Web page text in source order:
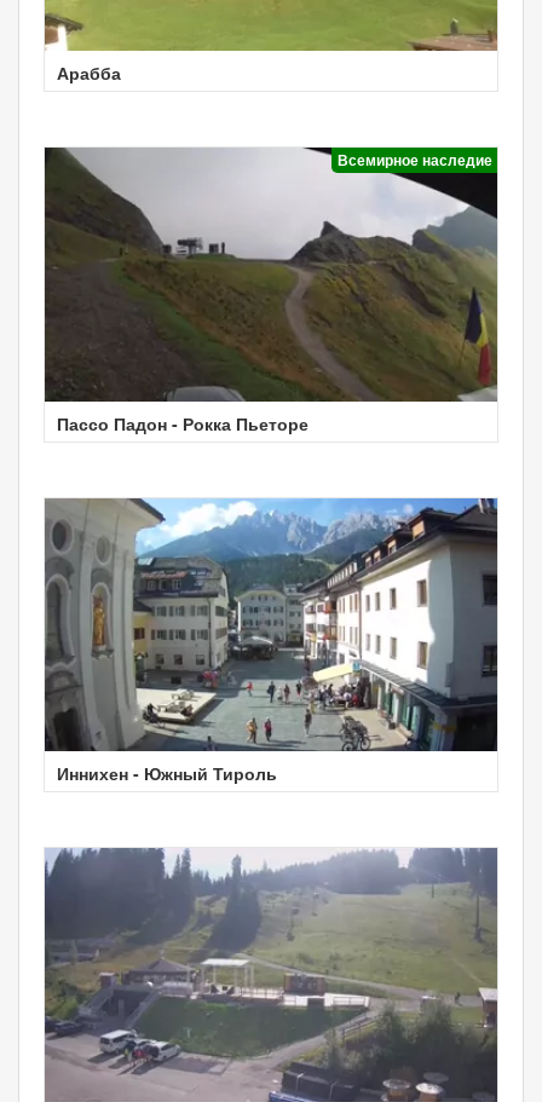
Арабба
Всемирное наследие
Пассо Падон - Рокка Пьеторе
Иннихен - Южный Тироль